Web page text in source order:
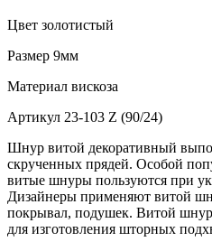
Цвет золотистый
Размер 9мм
Материал вискоза
Артикул 23-103 Z (90/24)
Шнур витой декоративный
скрученных прядей. Особой
витые шнуры пользуются при
Дизайнеры применяют витой
покрывал, подушек. Витой
для изготовления шторных